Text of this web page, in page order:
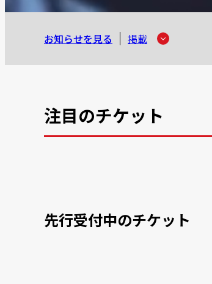
お知らせを見る 掲載
注目のチケット
先行受付中のチケット